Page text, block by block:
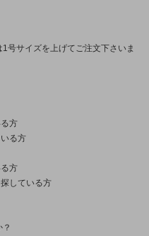
号サイズを上げてご注文下さいま
方
る方
方
している方